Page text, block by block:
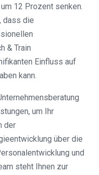
12 Prozent senken.
dass die
& Train
Einfluss auf
kann.
um Ihr
der
über die
und
steht Ihnen zur